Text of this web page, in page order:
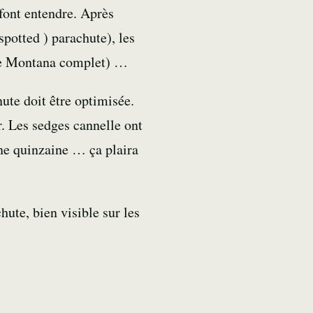
entendre. Après
) parachute), les
Montanacomplet) …
doit être optimisée.
sedges cannelle ont
quinzaine … ça plaira
bien visible sur les